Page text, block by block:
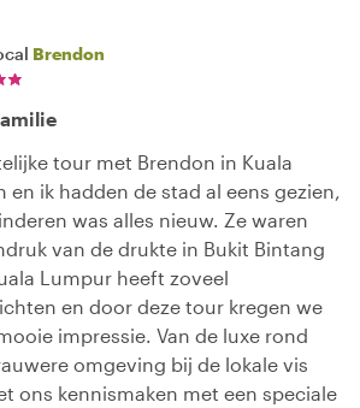
Brendon
tour met Brendon in Kuala
ik hadden de stad al eens gezien,
was alles nieuw. Ze waren
van de drukte in Bukit Bintang
Lumpur heeft zoveel
en door deze tour kregen we
impressie. Van de luxe rond
omgeving bij de lokale vis
ons kennismaken met een speciale